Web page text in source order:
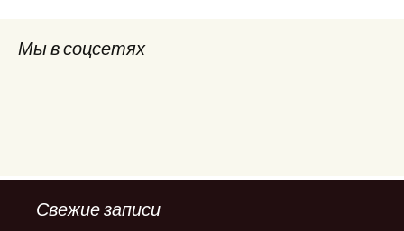
Мы в соцсетях
Свежие записи